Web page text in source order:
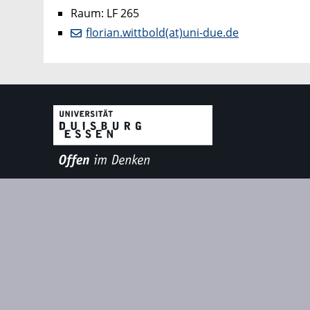
Raum: LF 265
florian.wittbold(at)uni-due.de